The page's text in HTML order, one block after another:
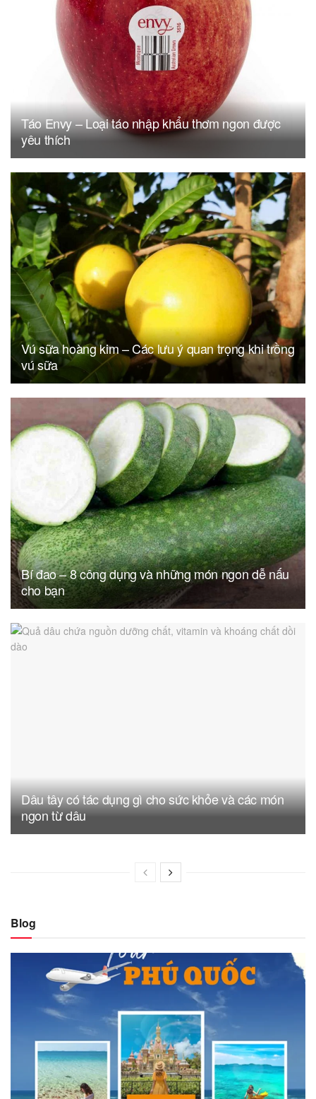
Táo Envy – Loại táo nhập khẩu thơm ngon được
yêu thích
Vú sữa hoàng kim – Các lưu ý quan trọng khi trồng
vú sữa
Bí đao – 8 công dụng và những món ngon dễ nấu
cho bạn
Dâu tây có tác dụng gì cho sức khỏe và các món
ngon từ dâu
Blog